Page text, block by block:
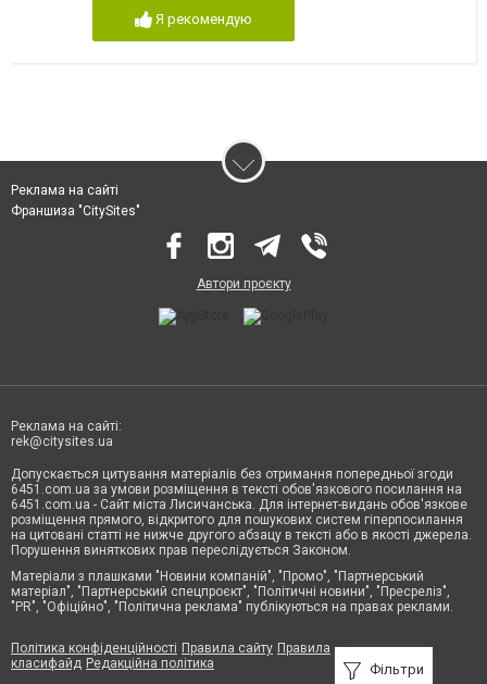
Я рекомендую
Фільтри
Реклама на сайті
Франшиза "CitySites"
Автори проєкту
Реклама на сайті:
rek@citysites.ua
Допускається цитування матеріалів без отримання попередньої згоди
6451.com.ua за умови розміщення в тексті обов'язкового посилання на
6451.com.ua - Сайт міста Лисичанська. Для інтернет-видань обов'язкове
розміщення прямого, відкритого для пошукових систем гіперпосилання
на цитовані статті не нижче другого абзацу в тексті або в якості джерела.
Порушення виняткових прав переслідується Законом.
Матеріали з плашками "Новини компаній", "Промо", "Партнерський
матеріал", "Партнерський спецпроєкт", "Політичні новини", "Пресреліз",
"PR", "Офіційно", "Політична реклама" публікуються на правах реклами.
Політика конфіденційності Правила сайту Правила
класифайд Редакційна політика